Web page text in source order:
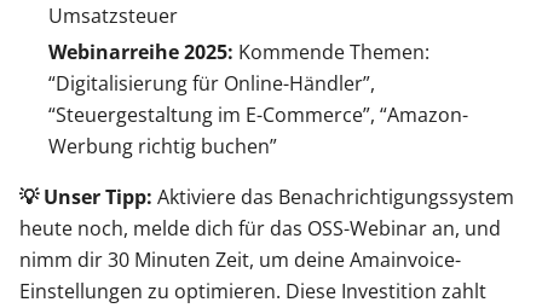
Umsatzsteuer
Webinarreihe 2025: Kommende Themen:
“Digitalisierung für Online-Händler”,
“Steuergestaltung im E-Commerce”, “Amazon-
Werbung richtig buchen”
💡 Unser Tipp: Aktiviere das Benachrichtigungssystem
heute noch, melde dich für das OSS-Webinar an, und
nimm dir 30 Minuten Zeit, um deine Amainvoice-
Einstellungen zu optimieren. Diese Investition zahlt